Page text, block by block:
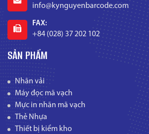
info@kynguyenbarcode.com
FAX:
+84 (028) 37 202 102
SẢN PHẨM
Nhãn vải
Máy đọc mã vạch
Mực in nhãn mã vạch
Thẻ Nhựa
Thiết bị kiểm kho